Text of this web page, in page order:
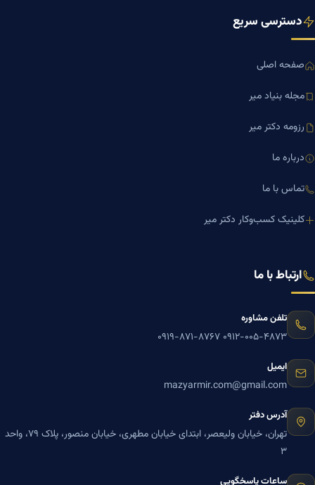
دسترسی سریع
صفحه اصلی
مجله بنیاد میر
رزومه دکتر میر
درباره ما
تماس با ما
کلینیک کسب‌وکار دکتر میر
ارتباط با ما
تلفن مشاوره
۰۹۱۲-۰۰۵-۴۸۷۳ ۰۹۱۹-۸۷۱-۸۷۶۷
ایمیل
mazyarmir.com@gmail.com
آدرس دفتر
تهران، خیابان ولیعصر، ابتدای خیابان مطهری، خیابان منصور، پلاک ۷۹، واحد
۳
ساعات پاسخگویی